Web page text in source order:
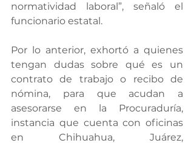
normatividad laboral”, señaló el
funcionario estatal.
Por lo anterior, exhortó a quienes
tengan dudas sobre qué es un
contrato de trabajo o recibo de
nómina, para que acudan a
asesorarse en la Procuraduría,
instancia que cuenta con oficinas
en Chihuahua, Juárez,